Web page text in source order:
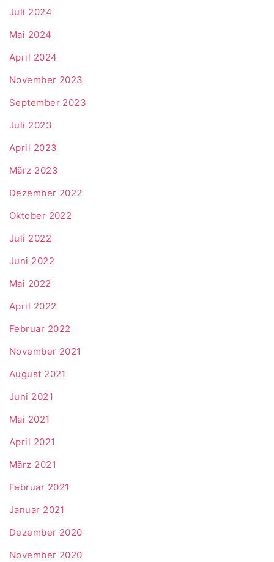
Juli 2024
Mai 2024
April 2024
November 2023
September 2023
Juli 2023
April 2023
März 2023
Dezember 2022
Oktober 2022
Juli 2022
Juni 2022
Mai 2022
April 2022
Februar 2022
November 2021
August 2021
Juni 2021
Mai 2021
April 2021
März 2021
Februar 2021
Januar 2021
Dezember 2020
November 2020